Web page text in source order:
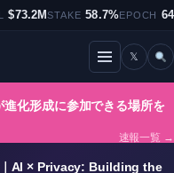
$73.2MSTAKE 58.7%EPOCH
メニューを開閉
𝕏
化形成に参加できる場所を
速報一覧 →
AI × Privacy: Building the